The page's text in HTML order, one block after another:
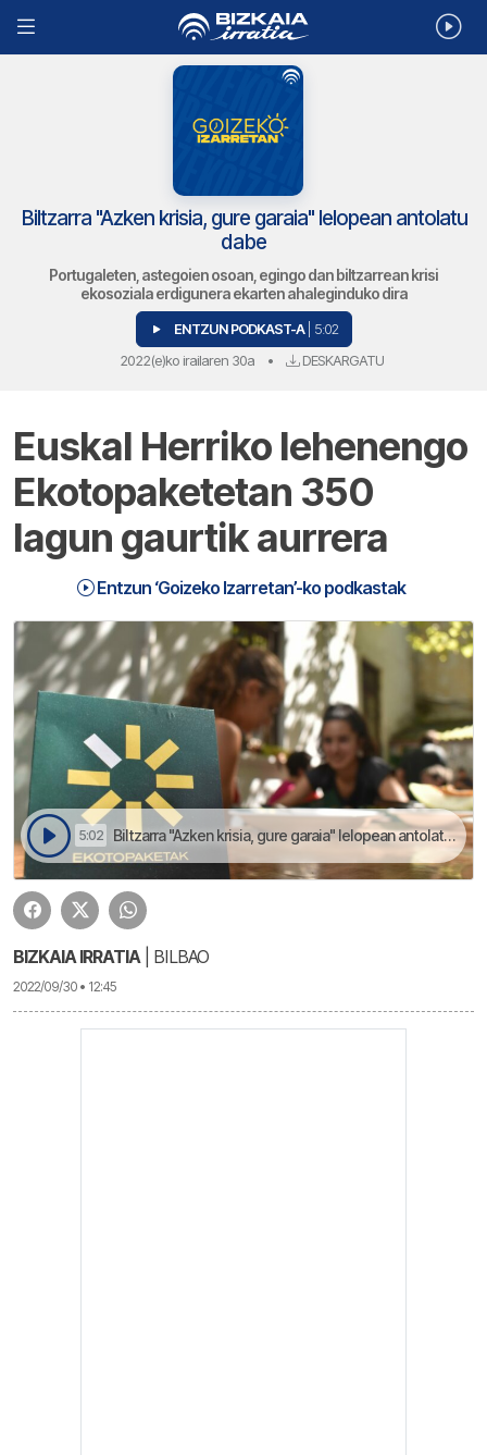
Biltzarra "Azken krisia, gure garaia" lelopean antolatu
dabe
Portugaleten, astegoien osoan, egingo dan biltzarrean krisi
ekosoziala erdigunera ekarten ahaleginduko dira
ENTZUN PODKAST-A | 5:02
2022(e)ko irailaren 30a • DESKARGATU
Euskal Herriko lehenengo
Ekotopaketetan 350
lagun gaurtik aurrera
Entzun ‘Goizeko Izarretan’-ko podkastak
5:02 Biltzarra "Azken krisia, gure garaia" lelopean antolatu dabe | Goizeko Izarretan
BIZKAIA IRRATIA| BILBAO
2022/09/30 • 12:45